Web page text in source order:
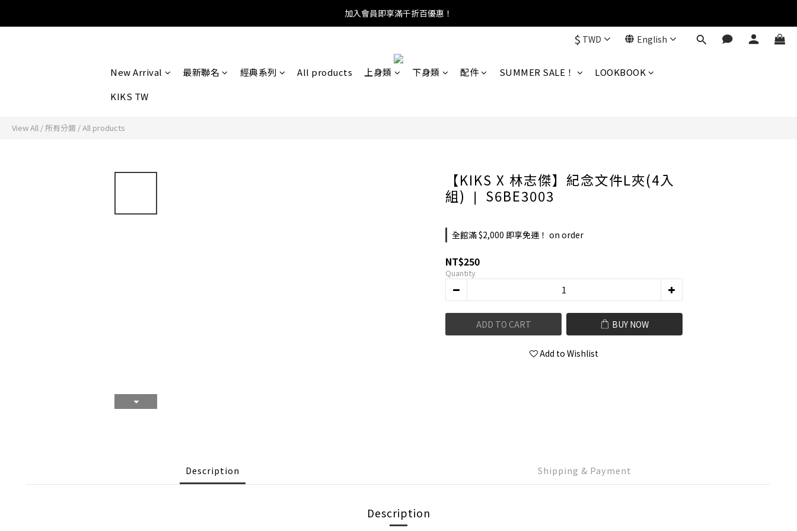
加入會員即享滿千折百優惠！
$ TWD English
New Arrival 最新聯名 經典系列 All products 上身類 下身類 配件 SUMMER SALE！
LOOKBOOK
KIKS TW
View All / 所有分類 /All products
【KIKS X 林志傑】紀念文件L夾(4入
組) ❘ S6BE3003
全館滿 $2,000 即享免運！ on order
NT$250
Quantity
ADD TO CART BUY NOW
Add to Wishlist
Description Shipping & Payment
Description
BUY NOW